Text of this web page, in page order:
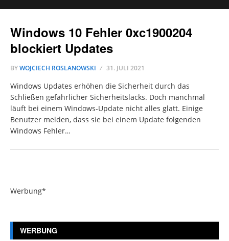
Windows 10 Fehler 0xc1900204
blockiert Updates
BYWOJCIECH ROSLANOWSKI 31. JULI 2021
Windows Updates erhöhen die Sicherheit durch das
Schließen gefährlicher Sicherheitslacks. Doch manchmal
läuft bei einem Windows-Update nicht alles glatt. Einige
Benutzer melden, dass sie bei einem Update folgenden
Windows Fehler…
Werbung*
WERBUNG